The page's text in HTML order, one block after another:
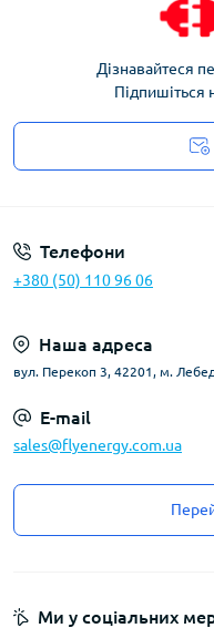
Дізнавайтеся
Підпишіться
Телефони
+380 (50) 110 96 06
Наша адреса
вул. Перекоп 3, 42201, м.
E-mail
sales@flyenergy.com.ua
Ми у соціальних